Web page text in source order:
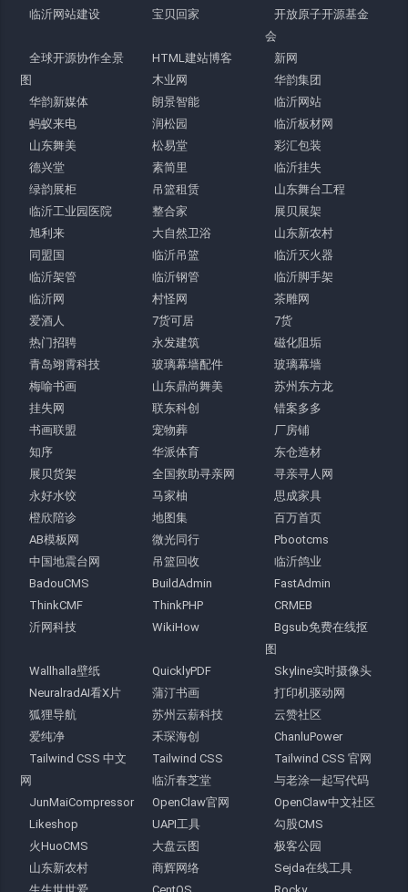
临沂网站建设
宝贝回家
开放原子开源基金
会
全球开源协作全景
图
HTML建站博客
新网
木业网
华韵集团
华韵新媒体
朗景智能
临沂网站
蚂蚁来电
润松园
临沂板材网
山东舞美
松易堂
彩汇包装
德兴堂
素简里
临沂挂失
绿韵展柜
吊篮租赁
山东舞台工程
临沂工业园医院
整合家
展贝展架
旭利来
大自然卫浴
山东新农村
同盟国
临沂吊篮
临沂灭火器
临沂架管
临沂钢管
临沂脚手架
临沂网
村怪网
茶雕网
爱酒人
7货可居
7货
热门招聘
永发建筑
磁化阻垢
青岛翊霄科技
玻璃幕墙配件
玻璃幕墙
梅喻书画
山东鼎尚舞美
苏州东方龙
挂失网
联东科创
错案多多
书画联盟
宠物葬
厂房铺
知序
华派体育
东仓造材
展贝货架
全国救助寻亲网
寻亲寻人网
永好水饺
马家柚
思成家具
橙欣陪诊
地图集
百万首页
AB模板网
微光同行
Pbootcms
中国地震台网
吊篮回收
临沂鸽业
BadouCMS
BuildAdmin
FastAdmin
ThinkCMF
ThinkPHP
CRMEB
沂网科技
WikiHow
Bgsub免费在线抠
图
Wallhalla壁纸
QuicklyPDF
Skyline实时摄像头
NeuralradAI看X片
蒲汀书画
打印机驱动网
狐狸导航
苏州云薪科技
云赞社区
爱纯净
禾琛海创
ChanluPower
Tailwind CSS 中文
网
Tailwind CSS
Tailwind CSS 官网
临沂春芝堂
与老涂一起写代码
JunMaiCompressor
OpenClaw官网
OpenClaw中文社区
Likeshop
UAPI工具
勾股CMS
火HuoCMS
大盘云图
极客公园
山东新农村
商辉网络
Sejda在线工具